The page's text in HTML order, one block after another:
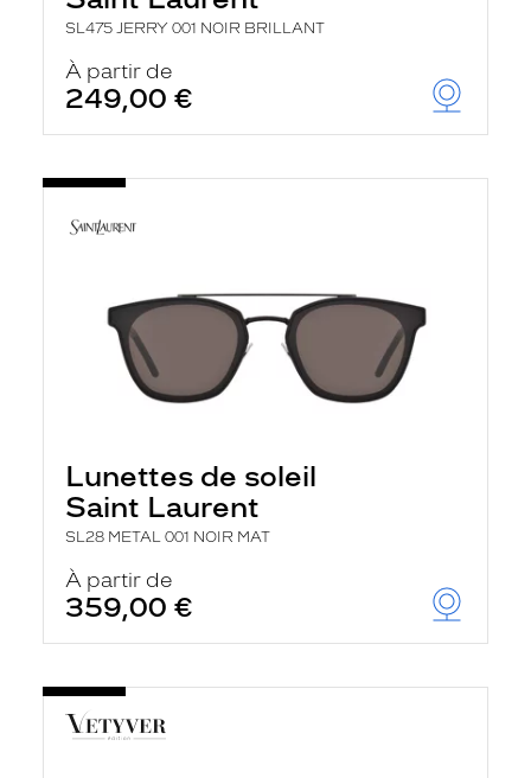
SL475 JERRY 001 NOIR BRILLANT
À partir de
249,00 €
Lunettes de soleil
Saint Laurent
SL28 METAL 001 NOIR MAT
À partir de
359,00 €